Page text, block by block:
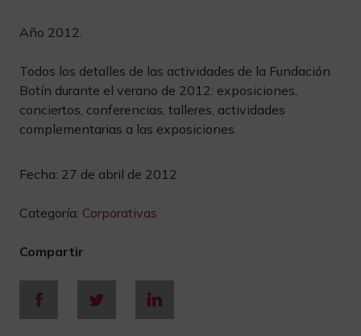
Año 2012.
Todos los detalles de las actividades de la Fundación
Botín durante el verano de 2012: exposiciones,
conciertos, conferencias, talleres, actividades
complementarias a las exposiciones.
Fecha: 27 de abril de 2012
Categoría: Corporativas
Compartir